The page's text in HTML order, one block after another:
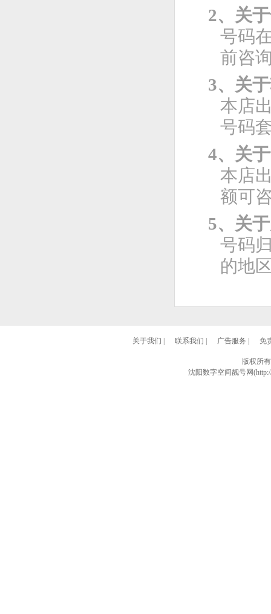
2、关
号码
前咨
3、关
本店
号码
4、关
本店
额可
5、关
号码
的地
关于我们 联系我们 广告服务 免
版权所
沈阳数字空间靓号网